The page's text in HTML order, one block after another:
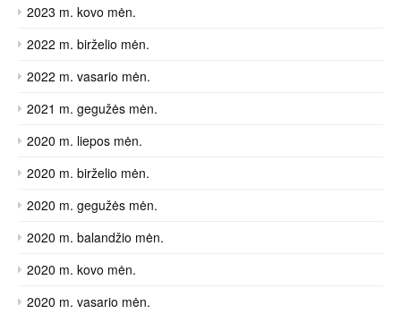
2023 m. kovo mėn.
2022 m. birželio mėn.
2022 m. vasario mėn.
2021 m. gegužės mėn.
2020 m. liepos mėn.
2020 m. birželio mėn.
2020 m. gegužės mėn.
2020 m. balandžio mėn.
2020 m. kovo mėn.
2020 m. vasario mėn.